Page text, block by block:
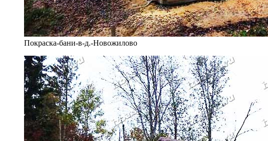
Покраска-бани-в-д.-Новожилово